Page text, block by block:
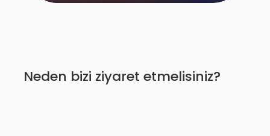
Neden bizi ziyaret etmelisiniz?